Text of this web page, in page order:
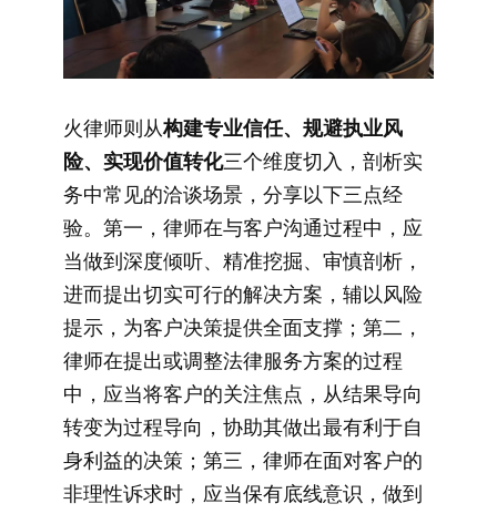
火律师则从构建专业信任、规避执业风
险、实现价值转化三个维度切入，剖析实
务中常见的洽谈场景，分享以下三点经
验。第一，律师在与客户沟通过程中，应
当做到深度倾听、精准挖掘、审慎剖析，
进而提出切实可行的解决方案，辅以风险
提示，为客户决策提供全面支撑；第二，
律师在提出或调整法律服务方案的过程
中，应当将客户的关注焦点，从结果导向
转变为过程导向，协助其做出最有利于自
身利益的决策；第三，律师在面对客户的
非理性诉求时，应当保有底线意识，做到